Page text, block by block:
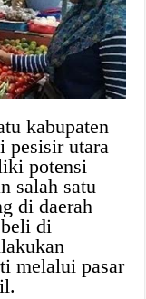
kabupaten
pesisir utara
potensi
salah satu
di daerah
di
melalui pasar